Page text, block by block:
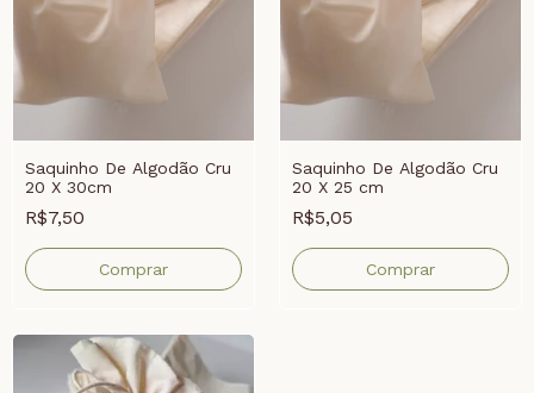
Saquinho De Algodão Cru
20 X 30cm
R$7,50
Comprar
Saquinho De Algodão Cru
20 X 25 cm
R$5,05
Comprar